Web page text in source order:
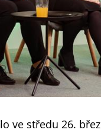
ve středu 26.